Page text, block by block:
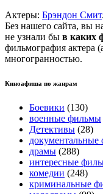
Актеры: Брэндон Смит.
Без нашего сайта, вы
не узнали бы в каких
фильмография актера
многогранностью.
Киноафиша по жанрам
Боевики (130)
военные фильмы
Детективы (28)
драмы (288)
интересные
комедии (248)
криминальные